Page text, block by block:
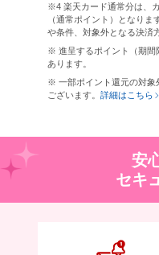
※4 楽天カード通常分は、
（通常ポイント）となり
や条件、対象外となる決済
※ 進呈するポイント（期間
あります。
※ 一部ポイント還元の対象
ございます。 詳細はこちら
安
セキ